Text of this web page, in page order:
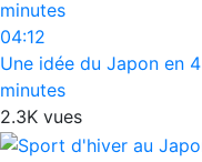
04:12
Une idée du Japon en 4
minutes
2.3K vues